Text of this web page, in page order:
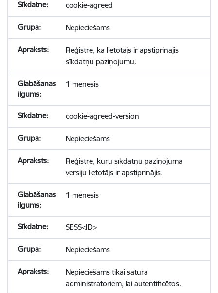
cookie-agreed
Nepieciešams
Reģistrē, ka lietotājs ir apstiprinājis
sīkdatņu paziņojumu.
1 mēnesis
cookie-agreed-version
Nepieciešams
Reģistrē, kuru sīkdatņu paziņojuma
versiju lietotājs ir apstiprinājis.
1 mēnesis
SESS<ID>
Nepieciešams
Nepieciešams tikai satura
administratoriem, lai autentificētos.